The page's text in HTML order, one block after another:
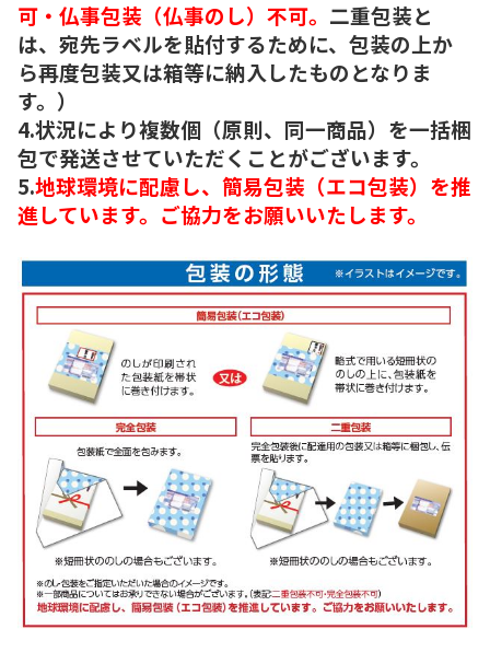
可・仏事包装（仏事のし）不可。 二重包装と
は、宛先ラベルを貼付するために、包装の上か
ら再度包装又は箱等に納入したものとなりま
す。）
4.状況により複数個（原則、同一商品）を一括梱
包で発送させていただくことがございます。
5.地球環境に配慮し、簡易包装（エコ包装）を推
進しています。ご協力をお願いいたします。